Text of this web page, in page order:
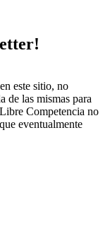
este sitio, no
de las mismas para
Competencia no
eventualmente